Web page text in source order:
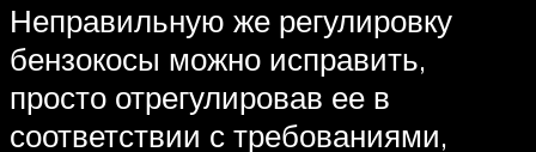
Неправильную же регулировку
бензокосы можно исправить,
просто отрегулировав ее в
соответствии с требованиями,